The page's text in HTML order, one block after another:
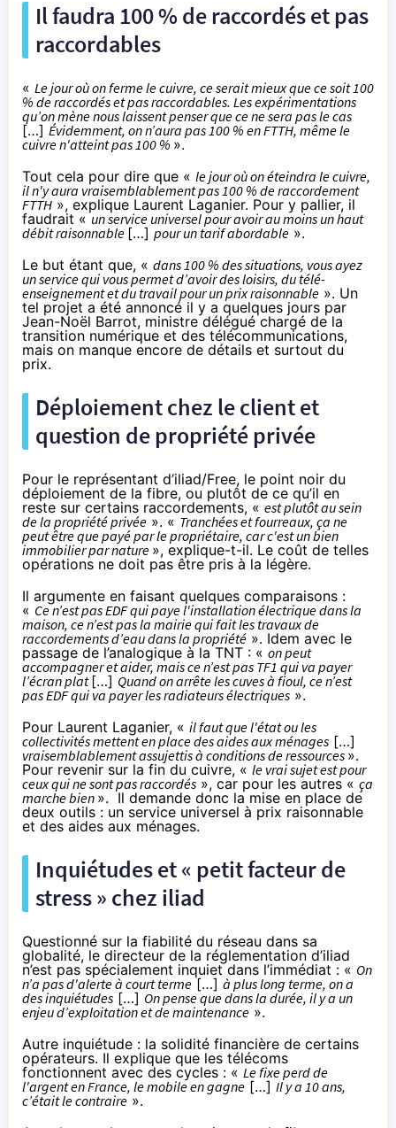
Il faudra 100 % de raccordés et pas
raccordables
« Le jour où on ferme le cuivre, ce serait mieux que ce soit 100
% de raccordés et pas raccordables. Les expérimentations
qu’on mène nous laissent penser que ce ne sera pas le cas
[…] Évidemment, on n’aura pas 100 % en FTTH, même le
cuivre n'atteint pas 100 % ».
Tout cela pour dire que « le jour où on éteindra le cuivre,
il n'y aura vraisemblablement pas 100 % de raccordement
FTTH », explique Laurent Laganier. Pour y pallier, il
faudrait «un service universel pour avoir au moins un haut
débit raisonnable […] pour un tarif abordable ».
Le but étant que, « dans 100 % des situations, vous ayez
un service qui vous permet d’avoir des loisirs, du télé-
enseignement et du travail pour un prix raisonnable ». Un
tel projet a été annoncé il y a quelques jours par
Jean-Noël Barrot, ministre délégué chargé de la
transition numérique et des télécommunications,
mais on manque encore de détails et surtout du
prix.
Déploiement chez le client et
question de propriété privée
Pour le représentant d’iliad/Free, le point noir du
déploiement de la fibre, ou plutôt de ce qu’il en
reste sur certains raccordements, « est plutôt au sein
de la propriété privée ». « Tranchées et fourreaux, ça ne
peut être que payé par le propriétaire, car c'est un bien
immobilier par nature », explique-t-il. Le coût de telles
opérations ne doit pas être pris à la légère.
Il argumente en faisant quelques comparaisons :
« Ce n’est pas EDF qui paye l'installation électrique dans la
maison, ce n’est pas la mairie qui fait les travaux de
raccordements d’eau dans la propriété ». Idem avec le
passage de l’analogique à la TNT : « on peut
accompagner et aider, mais ce n’est pas TF1 qui va payer
l’écran plat[…] Quand on arrête les cuves à fioul, ce n’est
pas EDF qui va payer les radiateurs électriques ».
Pour Laurent Laganier, « il faut que l'état ou les
collectivités mettent en place des aides aux ménages […]
vraisemblablement assujettis à conditions de ressources ».
Pour revenir sur la fin du cuivre, « le vrai sujet est pour
ceux qui ne sont pas raccordés », car pour les autres « ça
marche bien ». Il demande donc la mise en place de
deux outils : un service universel à prix raisonnable
et des aides aux ménages.
Inquiétudes et « petit facteur de
stress » chez iliad
Questionné sur la fiabilité du réseau dans sa
globalité, le directeur de la réglementation d’iliad
n’est pas spécialement inquiet dans l’immédiat : « On
n’a pas d'alerte à court terme […] à plus long terme, on a
des inquiétudes […] On pense que dans la durée, il y a un
enjeu d’exploitation et de maintenance ».
Autre inquiétude : la solidité financière de certains
opérateurs. Il explique que les télécoms
fonctionnent avec des cycles : « Le fixe perd de
l'argent en France, le mobile en gagne […] Il y a 10 ans,
c’était le contraire ».